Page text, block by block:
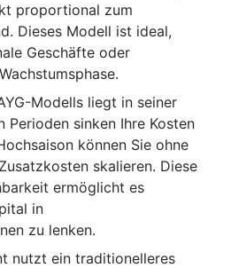
proportional zum
Dieses Modell ist ideal,
Geschäfte oder
Modells liegt in seiner
Perioden sinken Ihre Kosten
können Sie ohne
skalieren. Diese
ermöglicht es
in
zu lenken.
nutzt ein traditionelleres